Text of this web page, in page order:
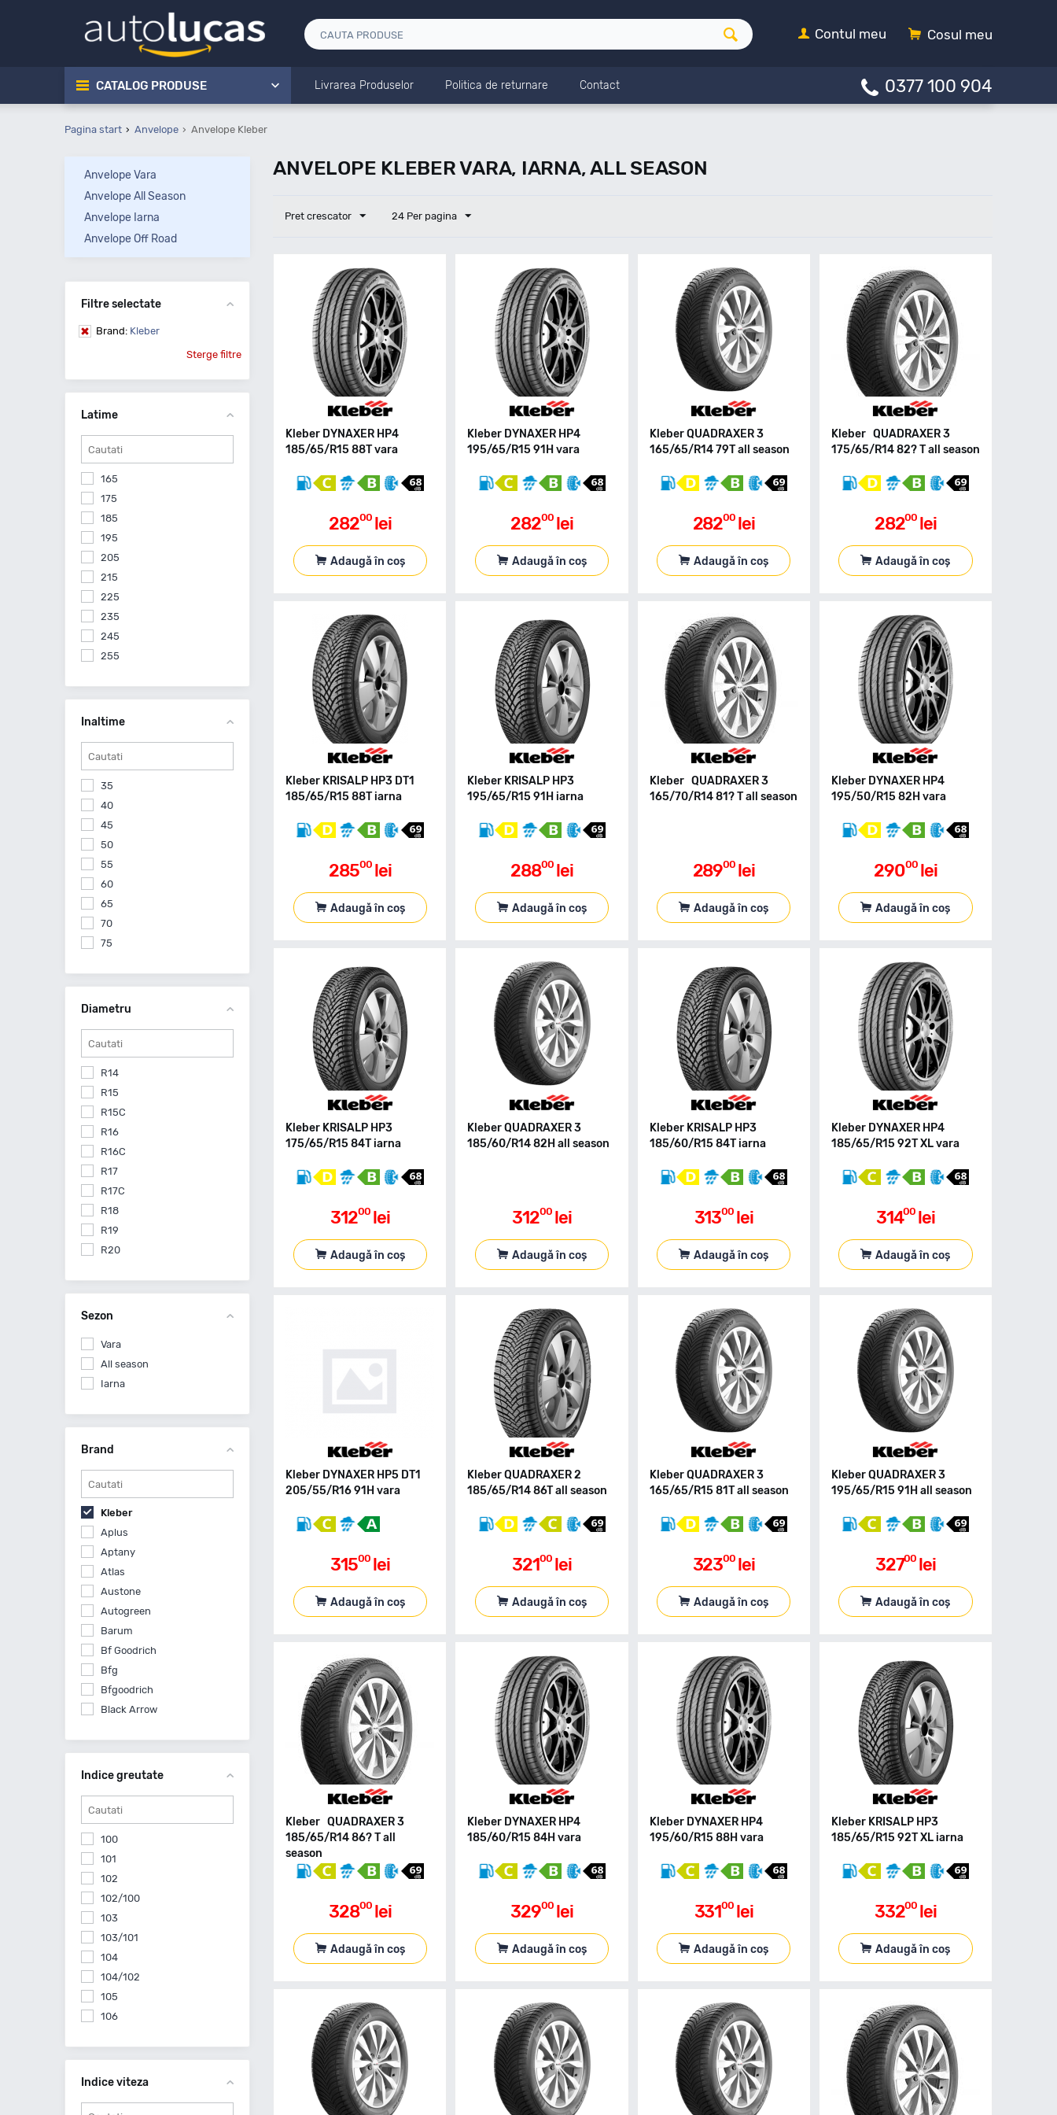
Cosul meu
Contul meu
CATALOG PRODUSE Livrarea Produselor Politica de returnare Contact 0377 100 904
Pagina start Anvelope Anvelope Kleber
ANVELOPE KLEBER VARA, IARNA, ALL SEASON
Pret crescator 24 Per pagina
Kleber DYNAXER HP4
185/65/R15 88T vara
28200 lei
Adaugă în coș
Kleber DYNAXER HP4
195/65/R15 91H vara
28200 lei
Adaugă în coș
Kleber QUADRAXER 3
165/65/R14 79T all season
28200 lei
Adaugă în coș
Kleber QUADRAXER 3
175/65/R14 82? T all season
28200 lei
Adaugă în coș
Kleber KRISALP HP3 DT1
185/65/R15 88T iarna
28500 lei
Adaugă în coș
Kleber KRISALP HP3
195/65/R15 91H iarna
28800 lei
Adaugă în coș
Kleber QUADRAXER 3
165/70/R14 81? T all season
28900 lei
Adaugă în coș
Kleber DYNAXER HP4
195/50/R15 82H vara
29000 lei
Adaugă în coș
Kleber KRISALP HP3
175/65/R15 84T iarna
31200 lei
Adaugă în coș
Kleber QUADRAXER 3
185/60/R14 82H all season
31200 lei
Adaugă în coș
Kleber KRISALP HP3
185/60/R15 84T iarna
31300 lei
Adaugă în coș
Kleber DYNAXER HP4
185/65/R15 92T XL vara
31400 lei
Adaugă în coș
Kleber DYNAXER HP5 DT1
205/55/R16 91H vara
31500 lei
Adaugă în coș
Kleber QUADRAXER 2
185/65/R14 86T all season
32100 lei
Adaugă în coș
Kleber QUADRAXER 3
165/65/R15 81T all season
32300 lei
Adaugă în coș
Kleber QUADRAXER 3
195/65/R15 91H all season
32700 lei
Adaugă în coș
Kleber QUADRAXER 3
185/65/R14 86? T all
season
32800 lei
Adaugă în coș
Kleber DYNAXER HP4
185/60/R15 84H vara
32900 lei
Adaugă în coș
Kleber DYNAXER HP4
195/60/R15 88H vara
33100 lei
Adaugă în coș
Kleber KRISALP HP3
185/65/R15 92T XL iarna
33200 lei
Adaugă în coș
Anvelope Vara
Anvelope All Season
Anvelope Iarna
Anvelope Off Road
Filtre selectate
Brand: Kleber
Sterge filtre
Latime
165
175
185
195
205
215
225
235
245
255
285
Inaltime
35
40
45
50
55
60
65
70
75
Diametru
R14
R15
R15C
R16
R16C
R17
R17C
R18
R19
R20
Sezon
Vara
All season
Iarna
Brand
Kleber
Aplus
Aptany
Atlas
Austone
Autogreen
Barum
Bf Goodrich
Bfg
Bfgoodrich
Black Arrow
Comforser
Cooper
Cst By Maxxis
Diplomat
Diversen
Doublestar
Feu Vert
Firemax
Indice greutate
100
101
102
102/100
103
103/101
104
104/102
105
106
107/105
Indice viteza